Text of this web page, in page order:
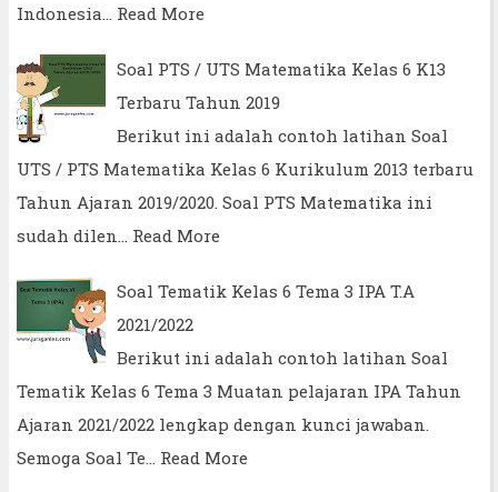
Indonesia…
Read More
Soal PTS / UTS Matematika Kelas 6 K13
Terbaru Tahun 2019
Berikut ini adalah contoh latihan Soal
UTS / PTS Matematika Kelas 6 Kurikulum 2013 terbaru
Tahun Ajaran 2019/2020. Soal PTS Matematika ini
sudah dilen…
Read More
Soal Tematik Kelas 6 Tema 3 IPA T.A
2021/2022
Berikut ini adalah contoh latihan Soal
Tematik Kelas 6 Tema 3 Muatan pelajaran IPA Tahun
Ajaran 2021/2022 lengkap dengan kunci jawaban.
Semoga Soal Te…
Read More